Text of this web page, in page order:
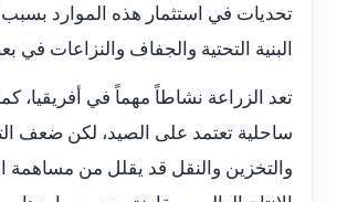
تحديات في استثمار هذه الموارد
البنية التحتية والجفاف والنزاعات في
تعد الزراعة نشاطاً مهماً في أفريقيا،
ساحلية تعتمد على الصيد، لكن ضعف
والتخزين والنقل قد يقلل من مساهمة